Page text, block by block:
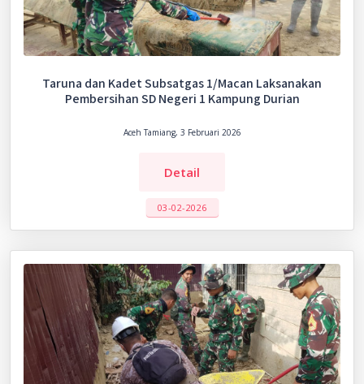
Taruna dan Kadet Subsatgas 1/Macan Laksanakan
Pembersihan SD Negeri 1 Kampung Durian
Aceh Tamiang, 3 Februari 2026
Detail
03-02-2026